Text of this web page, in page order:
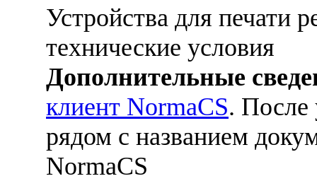
Устройства для печати
технические условия
Дополнительные
клиент NormaCS. После
рядом с названием
NormaCS